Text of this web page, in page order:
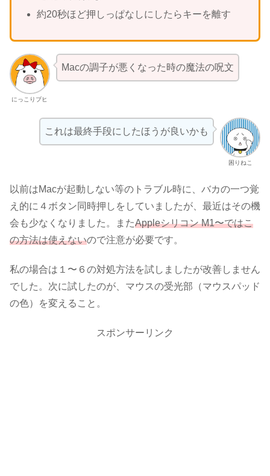
約20秒ほど押しっぱなしにしたらキーを離す
にっこりブヒ
Macの調子が悪くなった時の魔法の呪文
困りねこ
これは最終手段にしたほうが良いかも
以前はMacが起動しない等のトラブル時に、バカの一つ覚
え的に４ボタン同時押しをしていましたが、最近はその機
会も少なくなりました。またAppleシリコン M1〜ではこ
の方法は使えないので注意が必要です。
私の場合は１〜６の対処方法を試しましたが改善しません
でした。次に試したのが、マウスの受光部（マウスパッド
の色）を変えること。
スポンサーリンク